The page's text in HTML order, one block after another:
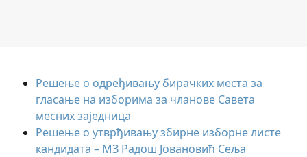
Решење о одређивању бирачких места за
гласање на изборима за чланове Савета
месних заједница
Решење о утврђивању збирне изборне листе
кандидата – МЗ Радош Јовановић Сеља